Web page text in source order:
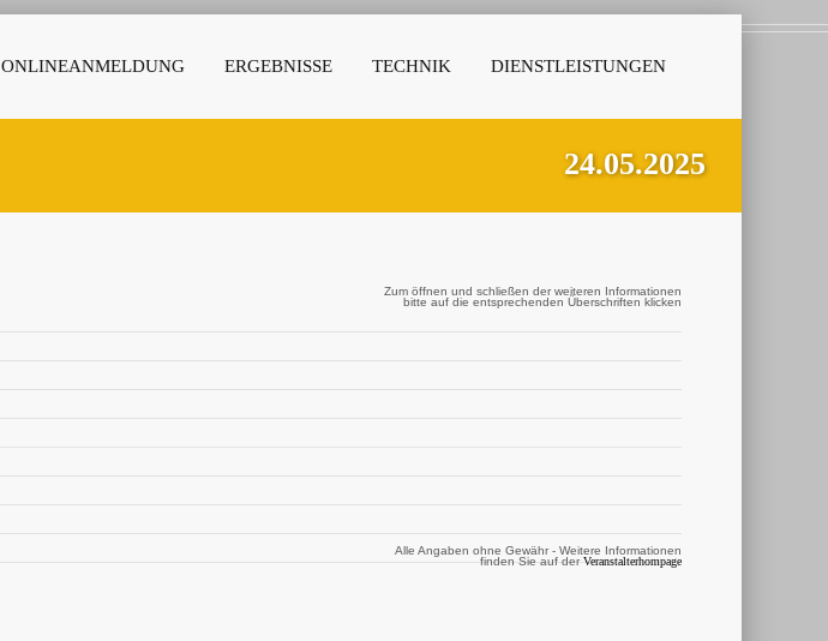
ONLINEANMELDUNG ERGEBNISSE TECHNIK DIENSTLEISTUNGEN
24.05.2025
Zum öffnen und schließen der weiteren Informationen
bitte auf die entsprechenden Überschriften klicken
Alle Angaben ohne Gewähr - Weitere Informationen
finden Sie auf der Veranstalterhompage